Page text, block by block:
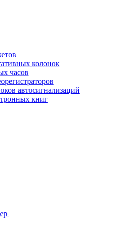
колонок
часов
автосигнализаций
книг